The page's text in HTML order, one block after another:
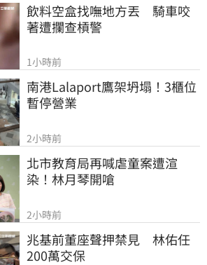
飲料空盒找嘸地方丟　騎車咬
著遭攔查槓警
1小時前
南港Lalaport鷹架坍塌！3櫃位
暫停營業
2小時前
北市教育局再喊虐童案遭渲
染！林月琴開嗆
2小時前
兆基前董座聲押禁見　林佑任
200萬交保